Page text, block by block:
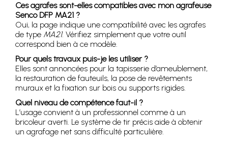
Ces agrafes sont-elles compatibles avec mon agrafeuse
Senco DFP MA21 ?
Oui, la page indique une compatibilité avec les agrafes
de type MA21. Vérifiez simplement que votre outil
correspond bien à ce modèle.
Pour quels travaux puis-je les utiliser ?
Elles sont annoncées pour la tapisserie d’ameublement,
la restauration de fauteuils, la pose de revêtements
muraux et la fixation sur bois ou supports rigides.
Quel niveau de compétence faut-il ?
L’usage convient à un professionnel comme à un
bricoleur averti. Le système de tir précis aide à obtenir
un agrafage net sans difficulté particulière.